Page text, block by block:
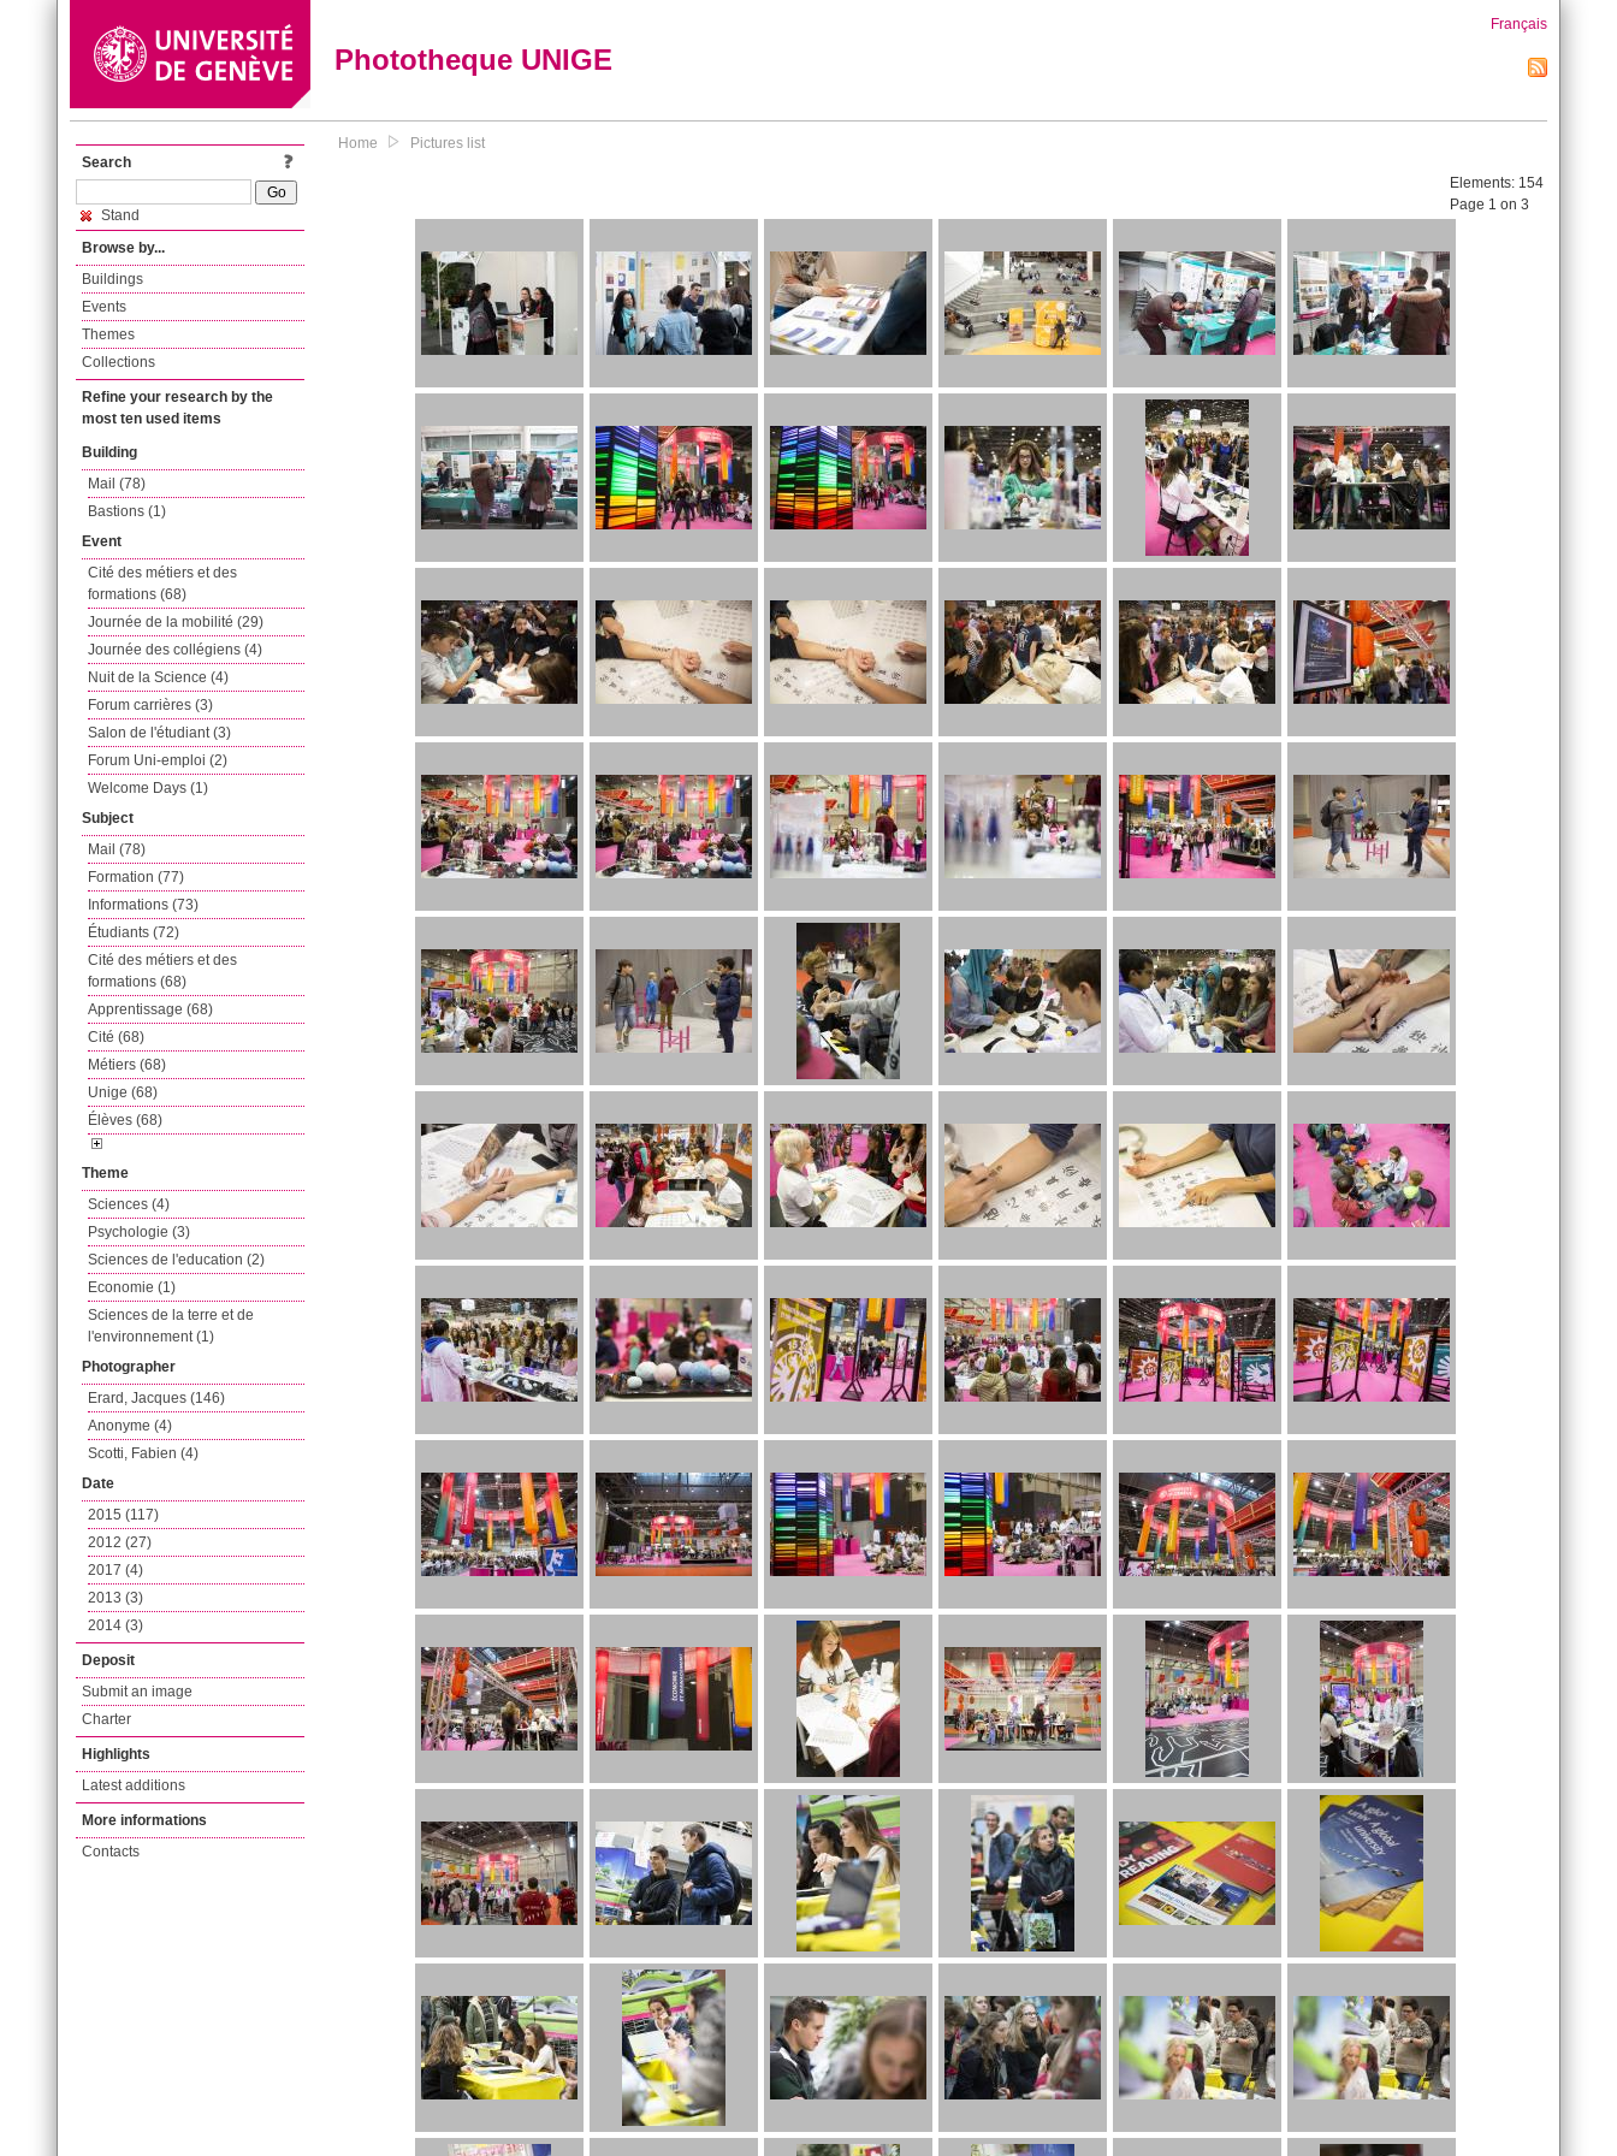
Phototheque UNIGE
Français
Search
Stand
Browse by...
Buildings
Events
Themes
Collections
Refine your research by the
most ten used items
Building
Mail (78)
Bastions (1)
Event
Cité des métiers et des
formations (68)
Journée de la mobilité (29)
Journée des collégiens (4)
Nuit de la Science (4)
Forum carrières (3)
Salon de l'étudiant (3)
Forum Uni-emploi (2)
Welcome Days (1)
Subject
Mail (78)
Formation (77)
Informations (73)
Étudiants (72)
Cité des métiers et des
formations (68)
Apprentissage (68)
Cité (68)
Métiers (68)
Unige (68)
Élèves (68)
Theme
Sciences (4)
Psychologie (3)
Sciences de l'education (2)
Economie (1)
Sciences de la terre et de
l'environnement (1)
Photographer
Erard, Jacques (146)
Anonyme (4)
Scotti, Fabien (4)
Date
2015 (117)
2012 (27)
2017 (4)
2013 (3)
2014 (3)
Deposit
Submit an image
Charter
Highlights
Latest additions
More informations
Contacts
Home Pictures list
Elements: 154
Page 1 on 3